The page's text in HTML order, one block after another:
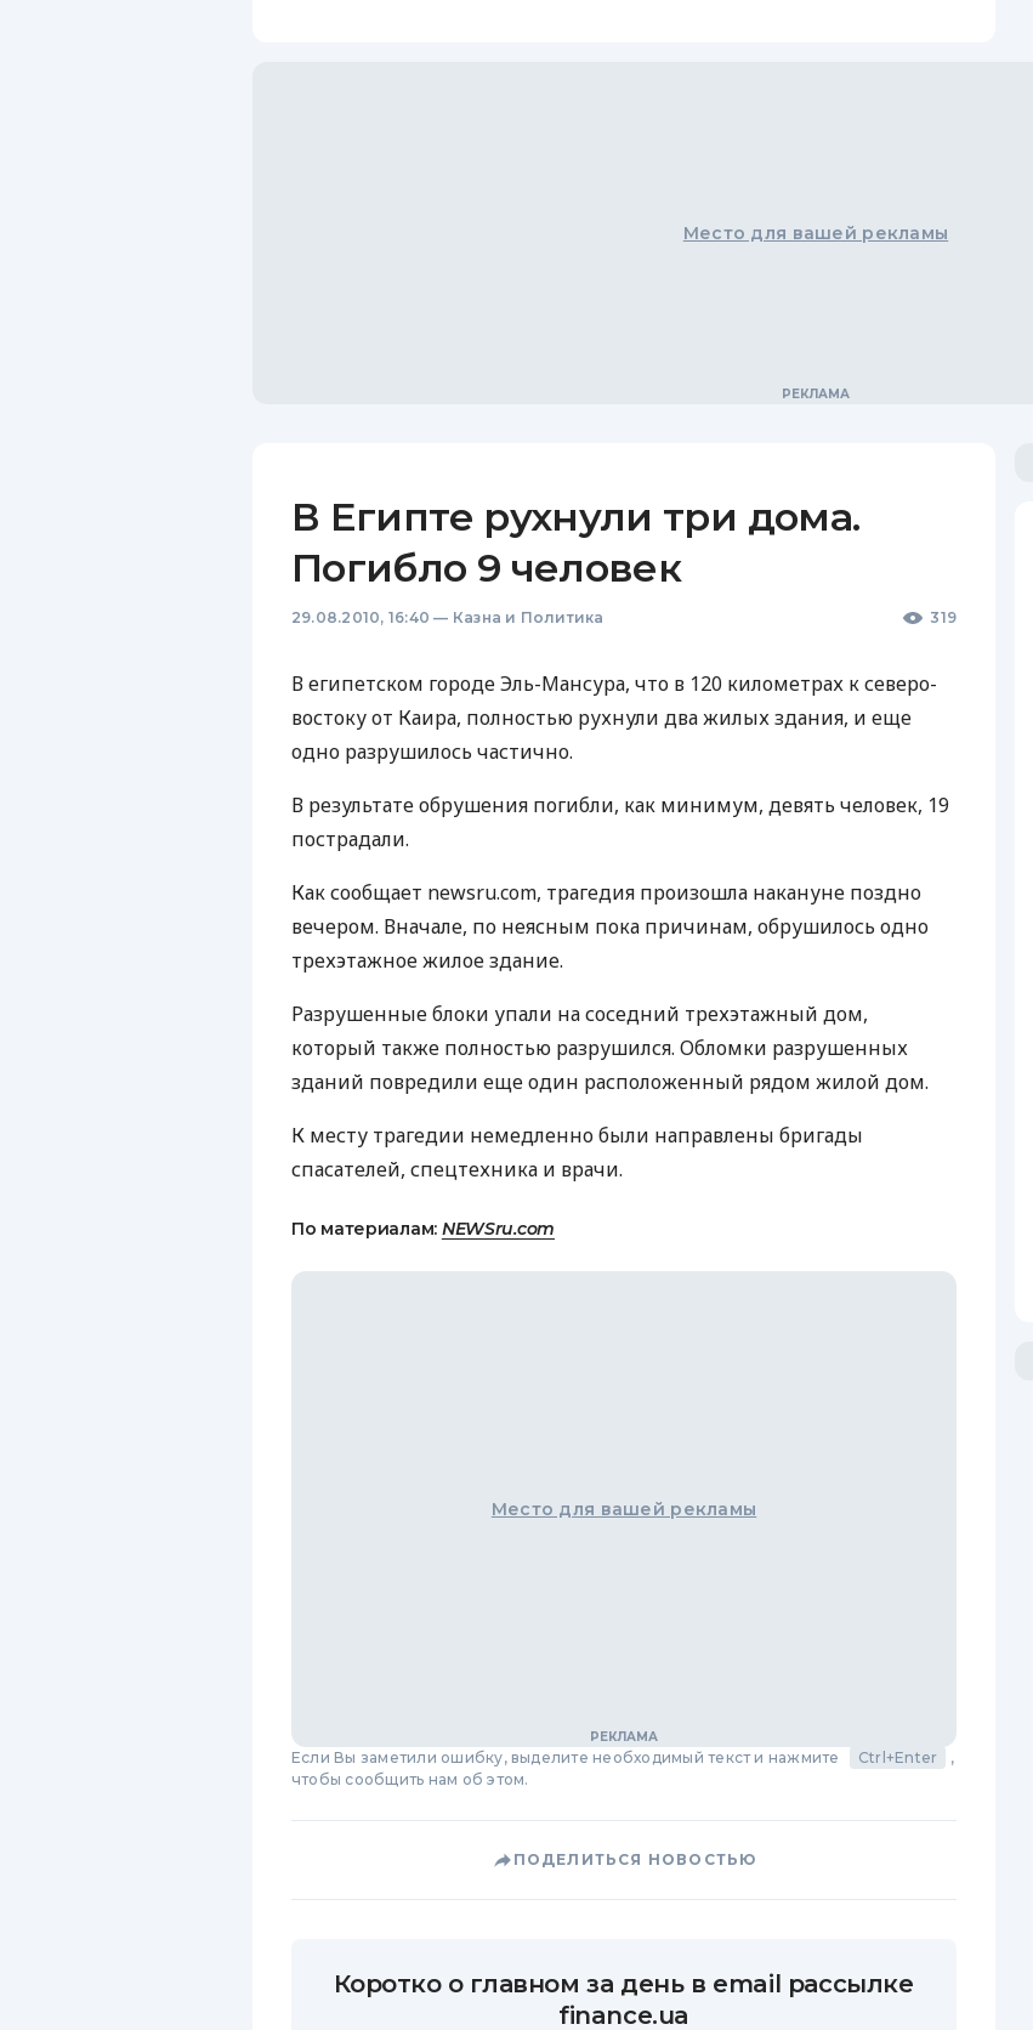
Место для вашей рекламы
В Египте рухнули три дома.
Погибло 9 человек
29.08.2010, 16:40 — Казна и Политика 319
В египетском городе Эль-Мансура, что в 120 километрах к северо-
востоку от Каира, полностью рухнули два жилых здания, и еще
одно разрушилось частично.
В результате обрушения погибли, как минимум, девять человек, 19
пострадали.
Как сообщает newsru.com, трагедия произошла накануне поздно
вечером. Вначале, по неясным пока причинам, обрушилось одно
трехэтажное жилое здание.
Разрушенные блоки упали на соседний трехэтажный дом,
который также полностью разрушился. Обломки разрушенных
зданий повредили еще один расположенный рядом жилой дом.
К месту трагедии немедленно были направлены бригады
спасателей, спецтехника и врачи.
По материалам: NEWSru.com
Место для вашей рекламы
Если Вы заметили ошибку, выделите необходимый текст и нажмите Ctrl+Enter
,
чтобы сообщить нам об этом.
ПОДЕЛИТЬСЯ НОВОСТЬЮ
Коротко о главном за день в email рассылке
finance.ua